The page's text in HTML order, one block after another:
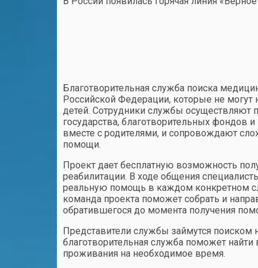
Благотворительная служба поиска
Российской Федерации, которые не могут
детей. Сотрудники службы осуществляют
государства, благотворительных
вместе с родителями, и сопровождают
помощи.
Проект дает бесплатную возможность
реабилитации. В ходе общения
реальную помощь в каждом конкретном
команда проекта поможет собрать и
обратившегося до момента получения
Представители службы займутся поиском
благотворительная служба поможет
проживания на необходимое время.